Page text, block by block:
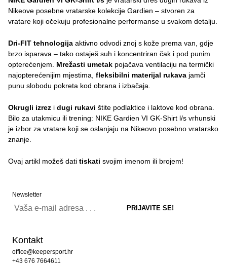
Nikeove posebne vratarske kolekcije Gardien – stvoren za
vratare koji očekuju profesionalne performanse u svakom detalju.
Dri-FIT tehnologija aktivno odvodi znoj s kože prema van, gdje
brzo isparava – tako ostaješ suh i koncentriran čak i pod punim
opterećenjem. Mrežasti umetak pojačava ventilaciju na termički
najopterećenijim mjestima, fleksibilni materijal rukava jamči
punu slobodu pokreta kod obrana i izbačaja.
Okrugli izrez i dugi rukavi štite podlaktice i laktove kod obrana.
Bilo za utakmicu ili trening: NIKE Gardien VI GK-Shirt l/s vrhunski
je izbor za vratare koji se oslanjaju na Nikeovo posebno vratarsko
znanje.
Ovaj artikl možeš dati tiskati svojim imenom ili brojem!
Newsletter
Kontakt
office@keepersport.hr
+43 676 7664611